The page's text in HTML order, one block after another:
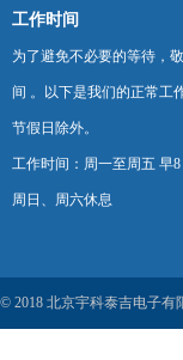
工作时间
为了避免不必要的等待，
间 。以下是我们的正常工
节假日除外。
工作时间：周一至周五 早8
周日、周六休息
© 2018 北京宇科泰吉电子有